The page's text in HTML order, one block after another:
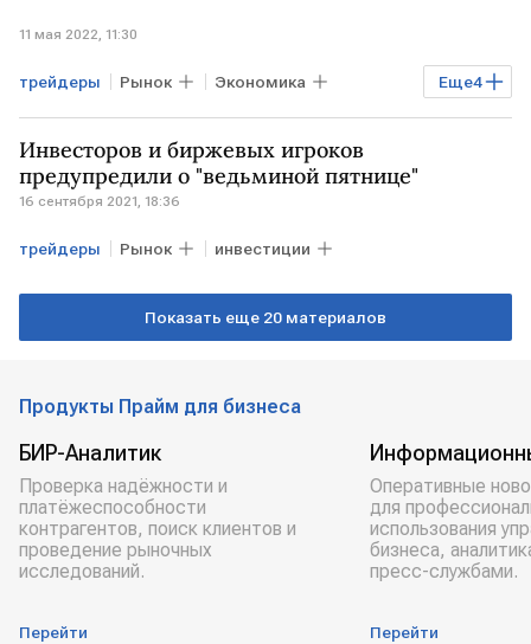
11 мая 2022, 11:30
Еще4
трейдеры Рынок Экономика
Мировая экономика рубль
Мосбиржа Курсы валют
Инвесторов и биржевых игроков
предупредили о "ведьминой пятнице"
16 сентября 2021, 18:36
трейдеры Рынок инвестиции
Показать еще 20 материалов
Продукты Прайм для бизнеса
БИР-Аналитик
Проверка надёжности и
платёжеспособности
контрагентов, поиск клиентов и
проведение рыночных
исследований.
Перейти
Оперативные
для
использования
бизнеса,
пресс-службами.
Перейти